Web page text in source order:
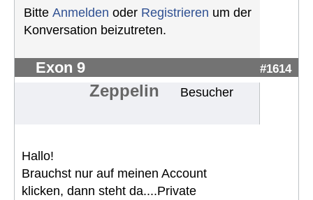
Bitte Anmelden oder Registrieren um der
Konversation beizutreten.
Exon 9 #1614
Zeppelin Besucher
Hallo!
Brauchst nur auf meinen Account
klicken, dann steht da....Private